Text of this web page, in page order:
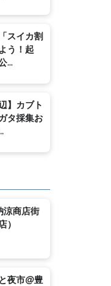
スイカ割
う！起
...
】カブト
タ採集お
涼商店街
）
夜市@豊